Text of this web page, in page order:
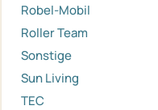
Robel-Mobil
Roller Team
Sonstige
Sun Living
TEC